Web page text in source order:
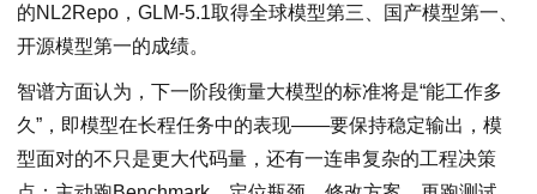
的NL2Repo，GLM-5.1取得全球模型第三、国产模型第一、
开源模型第一的成绩。
智谱方面认为，下一阶段衡量大模型的标准将是“能工作多
久”，即模型在长程任务中的表现——要保持稳定输出，模
型面对的不只是更大代码量，还有一连串复杂的工程决策